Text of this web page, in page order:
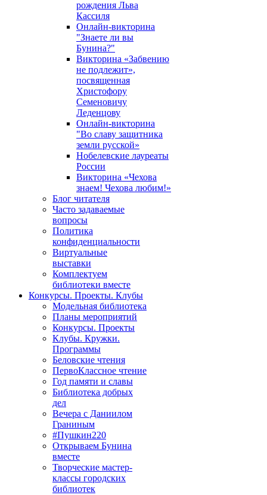
рождения Льва
Кассиля
Онлайн-викторина
"Знаете ли вы
Бунина?"
Викторина «Забвению
не подлежит»,
посвященная
Христофору
Семеновичу
Леденцову
Онлайн-викторина
"Во славу защитника
земли русской»
Нобелевские лауреаты
России
Викторина «Чехова
знаем! Чехова любим!»
Блог читателя
Часто задаваемые
вопросы
Политика
конфиденциальности
Виртуальные
выставки
Комплектуем
библиотеки вместе
Конкурсы. Проекты. Клубы
Модельная библиотека
Планы мероприятий
Конкурсы. Проекты
Клубы. Кружки.
Программы
Беловские чтения
ПервоКлассное чтение
Год памяти и славы
Библиотека добрых
дел
Вечера с Даниилом
Граниным
#Пушкин220
Открываем Бунина
вместе
Творческие мастер-
классы городских
библиотек